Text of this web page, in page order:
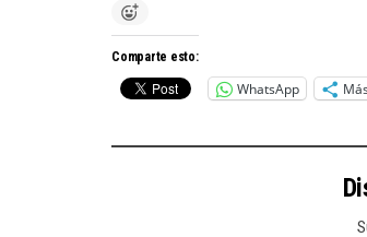
Comparte esto:
WhatsApp Más